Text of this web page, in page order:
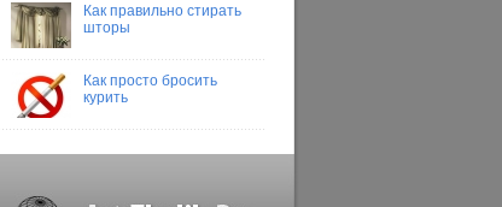
Как правильно стирать
шторы
Как просто бросить
курить